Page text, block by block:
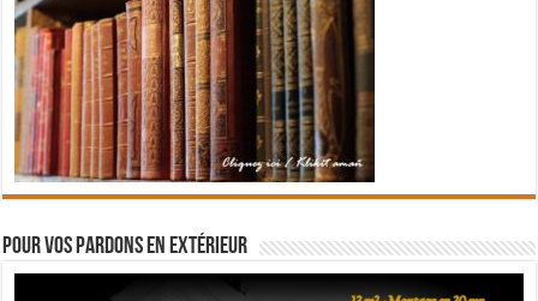
Pour vos pardons en extérieur